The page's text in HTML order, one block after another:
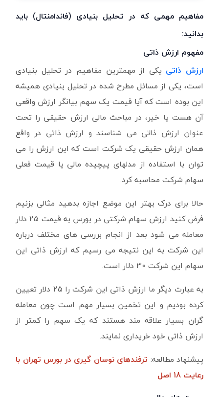
مفاهیم مهمی که در تحلیل بنیادی (فاندامنتال) باید
بدانید:
مفهوم ارزش ذاتی
ارزش ذاتی یکی از مهمترین مفاهیم در تحلیل بنیادی
است، یکی از مسائل مطرح شده در تحلیل بنیادی همیشه
این بوده است که آیا قیمت یک سهم بیانگر ارزش واقعی
آن هست یا خیر، در مباحث مالی ارزش حقیقی را تحت
عنوان ارزش ذاتی می شناسند و ارزش ذاتی در واقع
همان ارزش حقیقی یک شرکت است که این ارزش را می
توان با استفاده از مدلهای پیچیده مالی یا قیمت فعلی
سهام شرکت محاسبه کرد.
حالا برای درک بهتر این موضع اجازه بدهید مثالی بزنیم
فرض کنید ارزش سهام شرکتی در بورس به قیمت 25 دلار
معامله می شود بعد از انجام بررسی های مختلف درباره
این شرکت به این نتیجه می رسیم که ارزش ذاتی این
سهام این شرکت 30 دلار است.
به عبارت دیگر ما ارزش ذاتی این شرکت را 25 دلار تعیین
کرده بودیم و این تخمین بسیار مهم است چون معامله
گران بسیار علاقه مند هستند که یک سهم را کمتر از
ارزش ذاتی خود خریداری نمایند.
پیشنهاد مطالعه: ترفندهای نوسان گیری در بورس تهران با
رعایت 18 اصل